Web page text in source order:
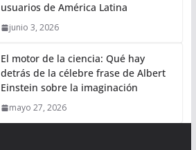
usuarios de América Latina
junio 3, 2026
El motor de la ciencia: Qué hay
detrás de la célebre frase de Albert
Einstein sobre la imaginación
mayo 27, 2026